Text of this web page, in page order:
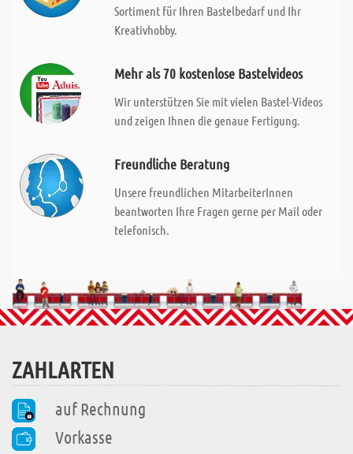
Sortiment für Ihren Bastelbedarf und Ihr
Kreativhobby.
Mehr als 70 kostenlose Bastelvideos
Wir unterstützen Sie mit vielen Bastel-Videos
und zeigen Ihnen die genaue Fertigung.
Freundliche Beratung
Unsere freundlichen MitarbeiterInnen
beantworten Ihre Fragen gerne per Mail oder
telefonisch.
ZAHLARTEN
auf Rechnung
Vorkasse